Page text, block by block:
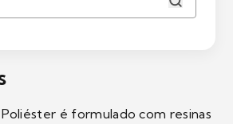
é formulado com resinas